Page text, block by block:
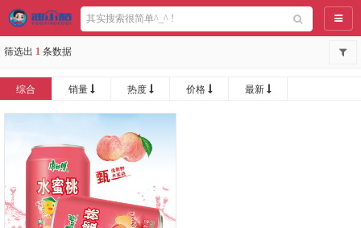
导航
筛选出 1 条数据
综合 销量 热度 价格 最新